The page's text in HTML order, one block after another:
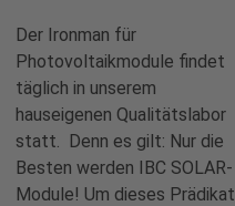
Der Ironman für
Photovoltaikmodule findet
täglich in unserem
hauseigenen Qualitätslabor
statt. Denn es gilt: Nur die
Besten werden IBC SOLAR-
Module! Um dieses Prädikat